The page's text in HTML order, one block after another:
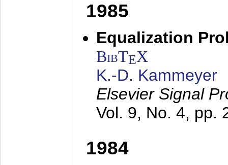
1985
Equalization
BibTEX
K.-D. Kammeyer
Elsevier Signal
Vol. 9, No. 4, pp.
1984